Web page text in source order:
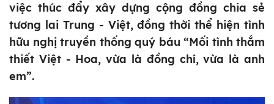
việc thúc đẩy xây dựng cộng đồng chia sẻ
tương lai Trung - Việt, đồng thời thể hiện tình
hữu nghị truyền thống quý báu “Mối tình thắm
thiết Việt - Hoa, vừa là đồng chí, vừa là anh
em”.